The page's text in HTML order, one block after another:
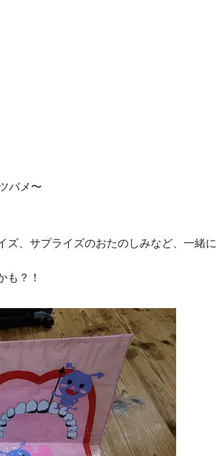
バメ〜
、サプライズのおたのしみなど、一緒に
も？！